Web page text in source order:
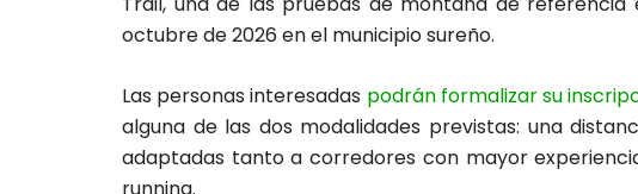
octubre de 2026 en el municipio sureño.
Las personas interesadas podrán formalizar su
alguna de las dos modalidades previstas: una
adaptadas tanto a corredores con mayor